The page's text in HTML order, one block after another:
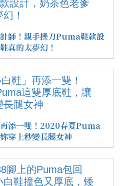
師！親手操刀Puma鞋款設
真的太夢幻！
添一雙！2020春夏Puma
穿上秒變長腿女神